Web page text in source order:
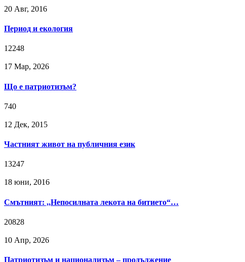
20 Авг, 2016
Период и екология
12248
17 Мар, 2026
Що е патриотизъм?
740
12 Дек, 2015
Частният живот на публичния език
13247
18 юни, 2016
Смътният: ,,Непосилната лекота на битието“…
20828
10 Апр, 2026
Патриотизъм и национализъм – продължение